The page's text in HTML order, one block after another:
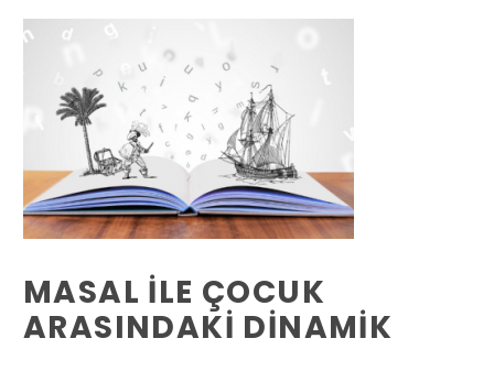
MASAL İLE ÇOCUK
ARASINDAKİ DİNAMİK